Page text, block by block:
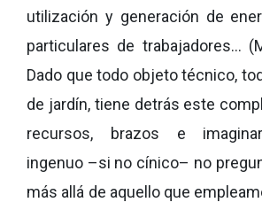
utilización y generación de
particulares de trabajadores…
Dado que todo objeto técnico,
de jardín, tiene detrás este
recursos, brazos e
ingenuo –si no cínico– no
más allá de aquello que